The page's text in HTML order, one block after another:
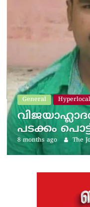
General Hyperlocal
പടക്കം
8 months ago The